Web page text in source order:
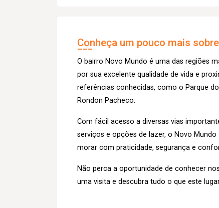
Conheça um pouco mais
O bairro Novo Mundo é uma das regiões
por sua excelente qualidade de vida e
referências conhecidas, como o Parque
Rondon Pacheco.
Com fácil acesso a diversas vias
serviços e opções de lazer, o Novo
morar com praticidade, segurança e
Não perca a oportunidade de conhecer
uma visita e descubra tudo o que este